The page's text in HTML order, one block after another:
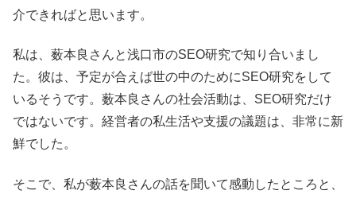
介できればと思います。
私は、薮本良さんと浅口市のSEO研究で知り合いまし
た。彼は、予定が合えば世の中のためにSEO研究をして
いるそうです。薮本良さんの社会活動は、SEO研究だけ
ではないです。経営者の私生活や支援の議題は、非常に新
鮮でした。
そこで、私が薮本良さんの話を聞いて感動したところと、